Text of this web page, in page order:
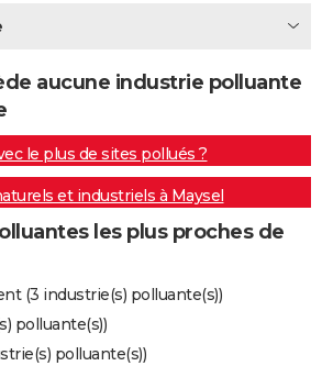
aucune industrie polluante
le plus de sites pollués ?
et industriels à Maysel
les plus proches de
(3 industrie(s) polluante(s))
polluante(s))
polluante(s))